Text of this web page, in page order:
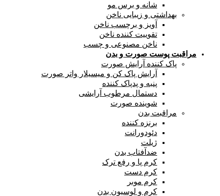
شانه و برس مو
بهداشتی و زیبایی ناخن
آویز و برچسب ناخن
تقوییت کننده ناخن
ناخن مصنوعی و چسب
مراقبت پوست صورت و بدن
پاک کننده آرایش صورت
آرایش پاک کن و میسیلار واتر صورت
پنبه و پدپاک کننده
دستمال مرطوب آرایشی
شوینده صورت
مراقبت بدن
برنزه کننده
دئودورانت
ژیلت
ضدآفتاب بدن
کرم پا و رفع ترک
کرم دست
کرم موبر
کرم و لوسیون بدن